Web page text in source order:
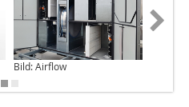
Bild: Airflow